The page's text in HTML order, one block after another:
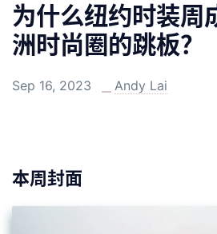
为什么纽约时装周
洲时尚圈的跳板？
Sep 16, 2023 Andy Lai
本周封面